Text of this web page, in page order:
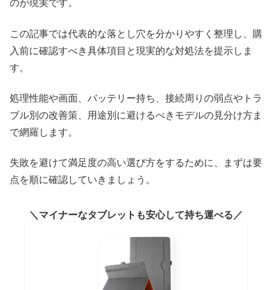
のが現実です。
この記事では代表的な落とし穴を分かりやすく整理し、購
入前に確認すべき具体項目と現実的な対処法を提示しま
す。
処理性能や画面、バッテリー持ち、接続周りの弱点やトラ
ブル別の改善策、用途別に避けるべきモデルの見分け方ま
で網羅します。
失敗を避けて満足度の高い選び方をするために、まずは要
点を順に確認していきましょう。
マイナーなタブレットも安心して持ち運べる